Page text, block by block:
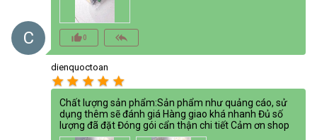
C thumb_up_alt0 reply_all
dienquoctoan
star star star star star
Chất lượng sản phẩm:Sản phẩm như quảng cáo, sử
dụng thêm sẽ đánh giá Hàng giao khá nhanh Đủ số
lượng đã đặt Đóng gói cẩn thận chi tiết Cảm ơn shop